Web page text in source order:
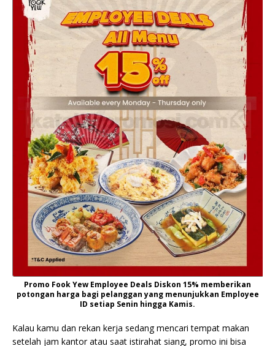
Promo Fook Yew Employee Deals Diskon 15% memberikan
potongan harga bagi pelanggan yang menunjukkan Employee
ID setiap Senin hingga Kamis.
Kalau kamu dan rekan kerja sedang mencari tempat makan
setelah jam kantor atau saat istirahat siang, promo ini bisa